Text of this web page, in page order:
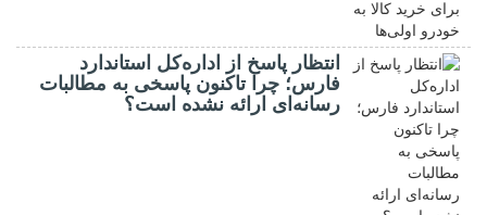
انتظار پاسخ از اداره‌کل استاندارد
فارس؛ چرا تاکنون پاسخی به مطالبات
رسانه‌ای ارائه نشده است؟